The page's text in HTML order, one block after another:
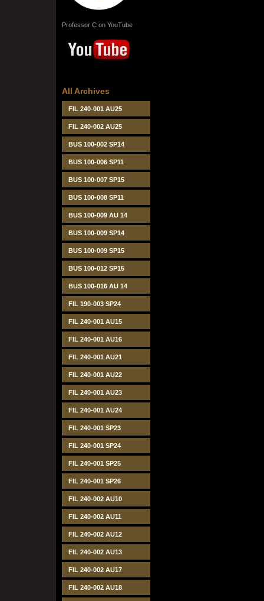
Professor C on YouTube
All Archives
FIL 240-001 AU25
FIL 240-002 AU25
BUS 100-002 SP14
BUS 100-006 SP11
BUS 100-007 SP15
BUS 100-008 SP11
BUS 100-009 AU 14
BUS 100-009 SP14
BUS 100-009 SP15
BUS 100-012 SP15
BUS 100-016 AU 14
FIL 190-003 SP24
FIL 240-001 AU15
FIL 240-001 AU16
FIL 240-001 AU21
FIL 240-001 AU22
FIL 240-001 AU23
FIL 240-001 AU24
FIL 240-001 SP23
FIL 240-001 SP24
FIL 240-001 SP25
FIL 240-001 SP26
FIL 240-002 AU10
FIL 240-002 AU11
FIL 240-002 AU12
FIL 240-002 AU13
FIL 240-002 AU17
FIL 240-002 AU18